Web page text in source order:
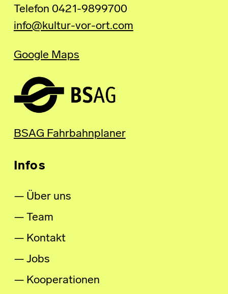
Telefon 0421-9899700
info@kultur-vor-ort.com
Google Maps
BSAG Fahrbahnplaner
Infos
Über uns
Team
Kontakt
Jobs
Kooperationen